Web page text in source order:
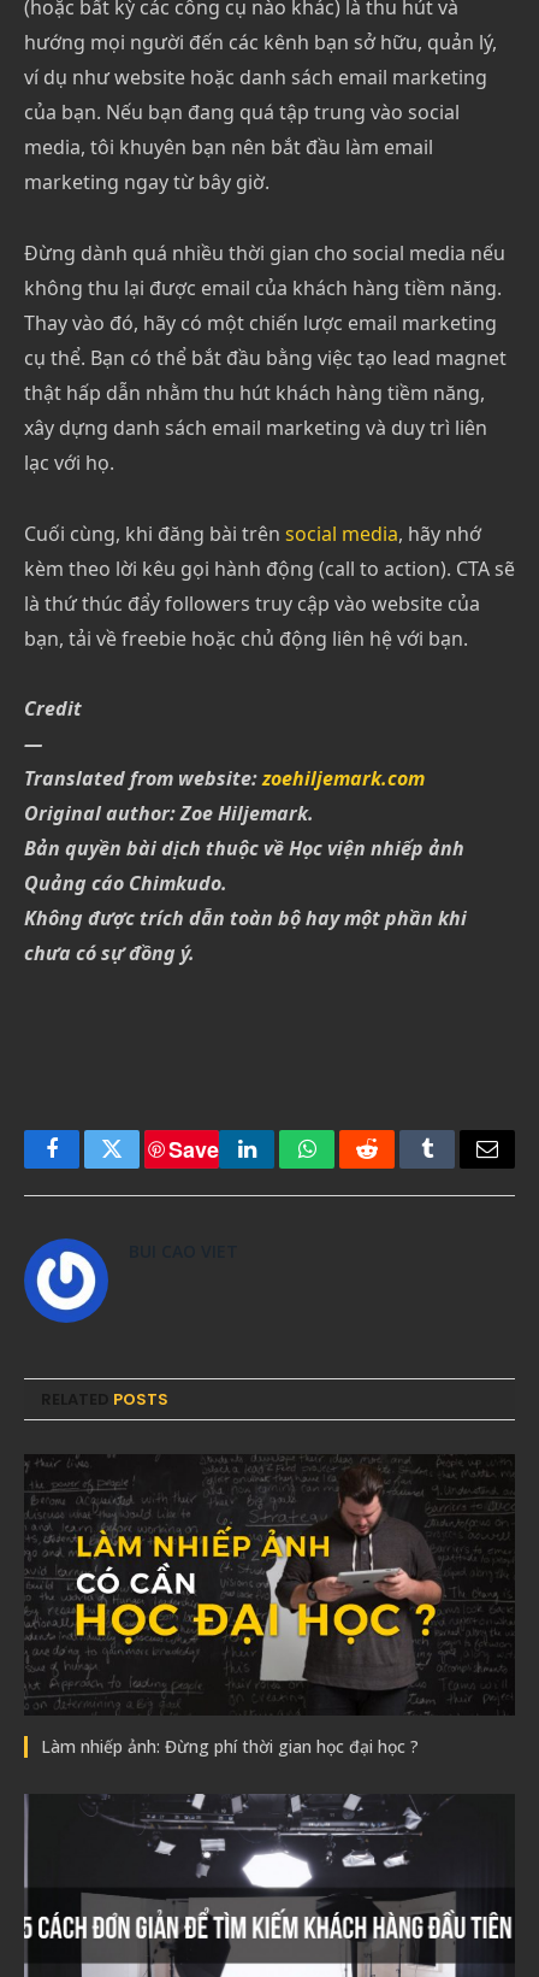
(hoặc bất kỳ các công cụ nào khác) là thu hút và
hướng mọi người đến các kênh bạn sở hữu, quản lý,
ví dụ như website hoặc danh sách email marketing
của bạn. Nếu bạn đang quá tập trung vào social
media, tôi khuyên bạn nên bắt đầu làm email
marketing ngay từ bây giờ.
Đừng dành quá nhiều thời gian cho social media nếu
không thu lại được email của khách hàng tiềm năng.
Thay vào đó, hãy có một chiến lược email marketing
cụ thể. Bạn có thể bắt đầu bằng việc tạo lead magnet
thật hấp dẫn nhằm thu hút khách hàng tiềm năng,
xây dựng danh sách email marketing và duy trì liên
lạc với họ.
Cuối cùng, khi đăng bài trên social media, hãy nhớ
kèm theo lời kêu gọi hành động (call to action). CTA sẽ
là thứ thúc đẩy followers truy cập vào website của
bạn, tải về freebie hoặc chủ động liên hệ với bạn.
Credit
—
Translated from website:zoehiljemark.com
Original author: Zoe Hiljemark.
Bản quyền bài dịch thuộc về Học viện nhiếp ảnh
Quảng cáo Chimkudo.
Không được trích dẫn toàn bộ hay một phần khi
chưa có sự đồng ý.
FacebookTwitter
Save
LinkedInWhatsAppRedditTumblrEmail
POSTS
Làm nhiếp ảnh: Đừng phí thời gian học đại học ?